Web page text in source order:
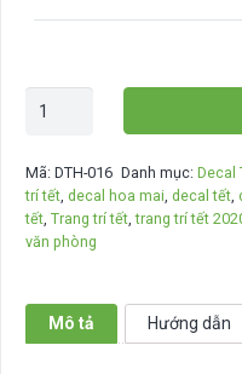
Combo
mặt
trang
trí
DTH-
016
Mã: DTH-016 Danh mục:Decal
trí tết decal hoa mai decal tết
tết Trang trí tết ,trang trí tết
văn phòng
Mô tả Hướng dẫn